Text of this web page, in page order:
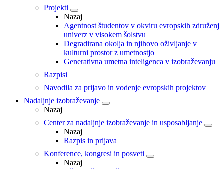
Projekti
Nazaj
Agentnost študentov v okviru evropskih združenj
univerz v visokem šolstvu
Degradirana okolja in njihovo oživljanje v
kulturni prostor z umetnostjo
Generativna umetna inteligenca v izobraževanju
Razpisi
Navodila za prijavo in vodenje evropskih projektov
Nadaljnje izobraževanje
Nazaj
Center za nadaljnje izobraževanje in usposabljanje
Nazaj
Razpis in prijava
Konference, kongresi in posveti
Nazaj